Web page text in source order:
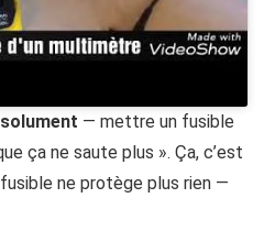
— mettre un fusible
ça ne saute plus ». Ça, c’est
ne protège plus rien —